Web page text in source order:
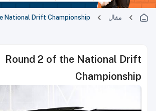
مقال National Drift Championship
Round 2 of the National Drift
Championship